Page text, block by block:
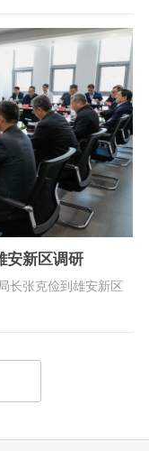
安新区调研
长张克俭到雄安新区